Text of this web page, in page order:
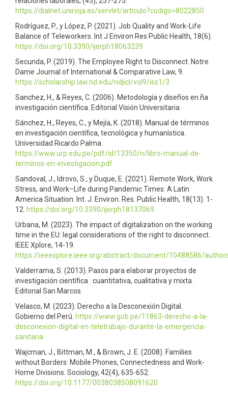
https://dialnet.unirioja.es/servlet/articulo?codigo=8022850
Rodríguez, P., y López, P. (2021). Job Quality and Work-Life
Balance of Teleworkers. Int J Environ Res Public Health, 18(6).
https://doi.org/10.3390/ijerph18063239
Secunda, P. (2019). The Employee Right to Disconnect. Notre
Dame Journal of International & Comparative Law, 9.
https://scholarship.law.nd.edu/ndjicl/vol9/iss1/3
Sanchez, H., & Reyes, C. (2006). Metodología y diseños en ña
investigación científica. Editorial Visión Universitaria.
Sánchez, H., Reyes, C., y Mejía, K. (2018). Manual de términos
en investigación científica, tecnológica y humanística.
Universidad Ricardo Palma.
https://www.urp.edu.pe/pdf/id/13350/n/libro-manual-de-
terminos-en-investigacion.pdf
Sandoval, J., Idrovo, S., y Duque, E. (2021). Remote Work, Work
Stress, and Work–Life during Pandemic Times: A Latin
America Situation. Int. J. Environ. Res. Public Health, 18(13). 1-
12. https://doi.org/10.3390/ijerph18137069
Urbana, M. (2023). The impact of digitalization on the working
time in the EU: legal considerations of the right to disconnect.
IEEE Xplore, 14-19.
https://ieeexplore.ieee.org/abstract/document/10488586/
Valderrama, S. (2013). Pasos para elaborar proyectos de
investigación científica : cuantitativa, cualitativa y mixta .
Editorial San Marcos.
Velasco, M. (2023). Derecho a la Desconexión Digital.
Gobierno del Perú. https://www.gob.pe/11863-derecho-a-la-
desconexion-digital-en-teletrabajo-durante-la-emergencia-
sanitaria
Wajcman, J., Bittman, M., & Brown, J. E. (2008). Families
without Borders: Mobile Phones, Connectedness and Work-
Home Divisions. Sociology, 42(4), 635-652.
https://doi.org/10.1177/0038038508091620